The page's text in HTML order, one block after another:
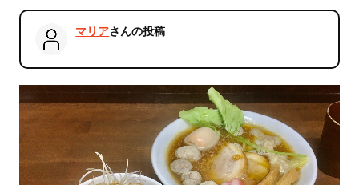
マリアさんの投稿